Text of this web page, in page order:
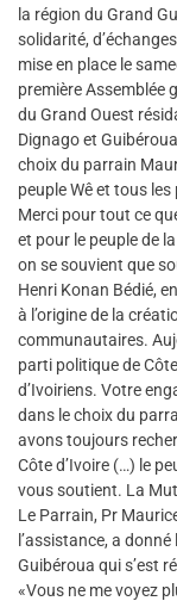
la région du Grand
solidarité,
mise en place le
première Assemblée
du Grand Ouest
Dignago et
choix du parrain
peuple Wê et tous les
Merci pour tout ce
et pour le peuple de
on se souvient que
Henri Konan Bédié,
à l’origine de la
communautaires.
parti politique de
d’Ivoiriens. Votre
dans le choix du
avons toujours
Côte d’Ivoire (…) le
vous soutient. La
Le Parrain, Pr
l’assistance, a
Guibéroua qui s’est
«Vous ne me voyez